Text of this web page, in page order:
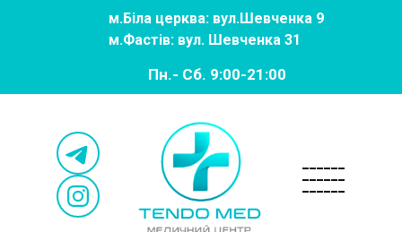
м.Біла церква: вул.Шевченка 9
м.Фастів: вул. Шевченка 31
Пн.- Сб. 9:00-21:00
______
______